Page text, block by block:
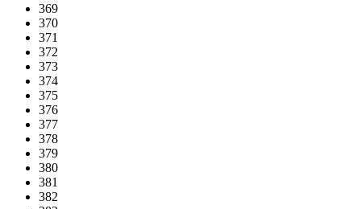
369
370
371
372
373
374
375
376
377
378
379
380
381
382